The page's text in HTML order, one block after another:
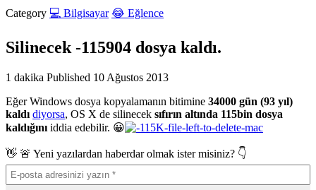
Category 💻 Bilgisayar 😂 Eğlence
Silinecek -115904 dosya kaldı.
1 dakika Published 10 Ağustos 2013
Eğer Windows dosya kopyalamanın bitimine 34000 gün (93 yıl)
kaldı diyorsa, OS X de silinecek sıfırın altında 115bin dosya
kaldığını iddia edebilir. 😀
👋 🚨 Yeni yazılardan haberdar olmak ister misiniz? 👇